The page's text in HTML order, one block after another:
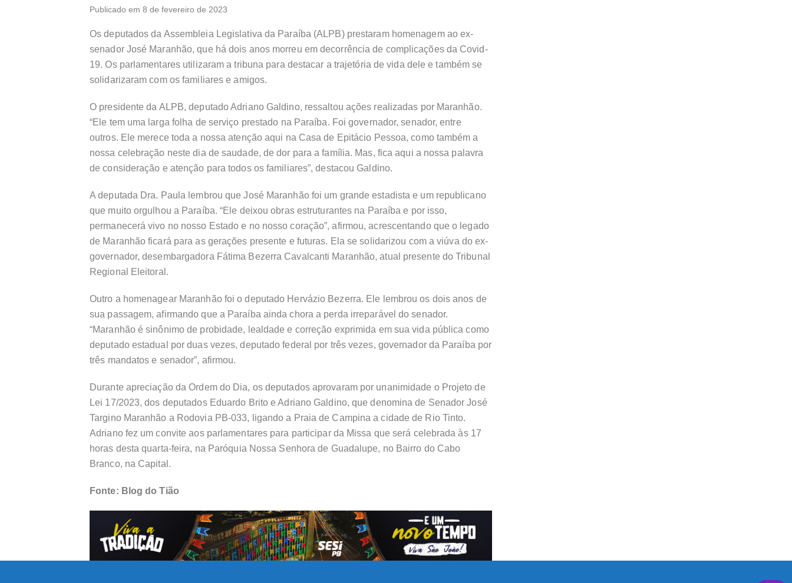
Publicado em 8 de fevereiro de 2023
Os deputados da Assembleia Legislativa da Paraíba (ALPB) prestaram homenagem ao ex-
senador José Maranhão, que há dois anos morreu em decorrência de complicações da Covid-
19. Os parlamentares utilizaram a tribuna para destacar a trajetória de vida dele e também se
solidarizaram com os familiares e amigos.
O presidente da ALPB, deputado Adriano Galdino, ressaltou ações realizadas por Maranhão.
“Ele tem uma larga folha de serviço prestado na Paraíba. Foi governador, senador, entre
outros. Ele merece toda a nossa atenção aqui na Casa de Epitácio Pessoa, como também a
nossa celebração neste dia de saudade, de dor para a família. Mas, fica aqui a nossa palavra
de consideração e atenção para todos os familiares”, destacou Galdino.
A deputada Dra. Paula lembrou que José Maranhão foi um grande estadista e um republicano
que muito orgulhou a Paraíba. “Ele deixou obras estruturantes na Paraíba e por isso,
permanecerá vivo no nosso Estado e no nosso coração”, afirmou, acrescentando que o legado
de Maranhão ficará para as gerações presente e futuras. Ela se solidarizou com a viúva do ex-
governador, desembargadora Fátima Bezerra Cavalcanti Maranhão, atual presente do Tribunal
Regional Eleitoral.
Outro a homenagear Maranhão foi o deputado Hervázio Bezerra. Ele lembrou os dois anos de
sua passagem, afirmando que a Paraíba ainda chora a perda irreparável do senador.
“Maranhão é sinônimo de probidade, lealdade e correção exprimida em sua vida pública como
deputado estadual por duas vezes, deputado federal por três vezes, governador da Paraíba por
três mandatos e senador”, afirmou.
Durante apreciação da Ordem do Dia, os deputados aprovaram por unanimidade o Projeto de
Lei 17/2023, dos deputados Eduardo Brito e Adriano Galdino, que denomina de Senador José
Targino Maranhão a Rodovia PB-033, ligando a Praia de Campina a cidade de Rio Tinto.
Adriano fez um convite aos parlamentares para participar da Missa que será celebrada às 17
horas desta quarta-feira, na Paróquia Nossa Senhora de Guadalupe, no Bairro do Cabo
Branco, na Capital.
Fonte: Blog do Tião